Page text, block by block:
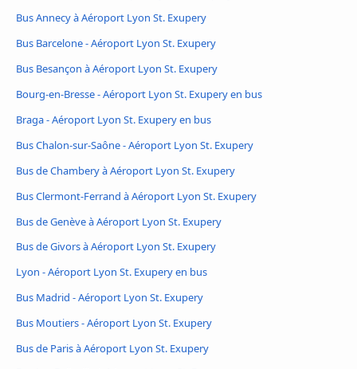
Bus Annecy à Aéroport Lyon St. Exupery
Bus Barcelone - Aéroport Lyon St. Exupery
Bus Besançon à Aéroport Lyon St. Exupery
Bourg-en-Bresse - Aéroport Lyon St. Exupery en bus
Braga - Aéroport Lyon St. Exupery en bus
Bus Chalon-sur-Saône - Aéroport Lyon St. Exupery
Bus de Chambery à Aéroport Lyon St. Exupery
Bus Clermont-Ferrand à Aéroport Lyon St. Exupery
Bus de Genève à Aéroport Lyon St. Exupery
Bus de Givors à Aéroport Lyon St. Exupery
Lyon - Aéroport Lyon St. Exupery en bus
Bus Madrid - Aéroport Lyon St. Exupery
Bus Moutiers - Aéroport Lyon St. Exupery
Bus de Paris à Aéroport Lyon St. Exupery